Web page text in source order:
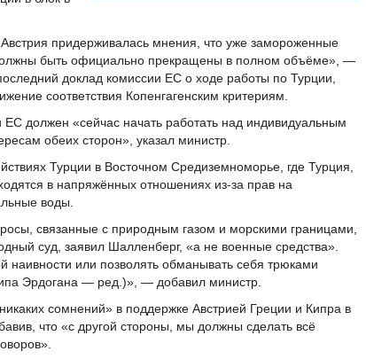
придерживалась мнения, что уже замороженные
быть официально прекращены в полном объёме», —
доклад комиссии ЕС о ходе работы по Турции,
соответствия Копенгагенским критериям.
ЕС должен «сейчас начать работать над индивидуальным
обеих сторон», указал министр.
Турции в Восточном Средиземноморье, где Турция,
в напряжённых отношениях из-за прав на
воды.
связанные с природным газом и морскими границами,
суд, заявил Шалленберг, «а не военные средства».
наивности или позволять обманывать себя трюками
Эрдогана — ред.)», — добавил министр.
сомнений» в поддержке Австрией Греции и Кипра в
что «с другой стороны, мы должны сделать всё